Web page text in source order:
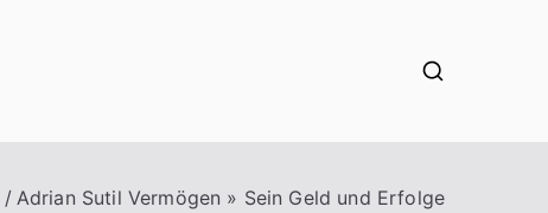
Adrian Sutil Vermögen » Sein Geld und Erfolge